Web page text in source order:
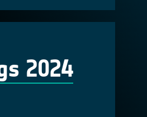
2024